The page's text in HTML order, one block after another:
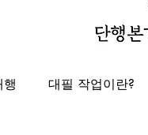
대필 작업이란?